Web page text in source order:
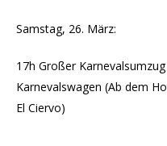
Samstag, 26. März:
17h Großer
Karnevalswagen (Ab dem
El Ciervo)